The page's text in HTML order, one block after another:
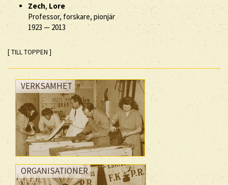
Zech, Lore
Professor, forskare, pionjär
1923 — 2013
[ TILL TOPPEN ]
VERKSAMHET
ORGANISATIONER